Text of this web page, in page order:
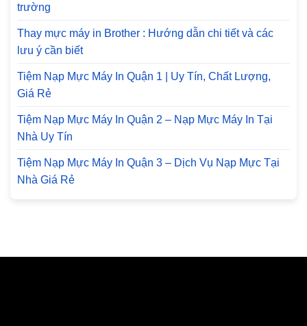
trường
Thay mực máy in Brother : Hướng dẫn chi tiết và các
lưu ý cần biết
Tiệm Nạp Mực Máy In Quận 1 | Uy Tín, Chất Lượng,
Giá Rẻ
Tiệm Nạp Mực Máy In Quận 2 – Nạp Mực Máy In Tại
Nhà Uy Tín
Tiệm Nạp Mực Máy In Quận 3 – Dịch Vụ Nạp Mực Tại
Nhà Giá Rẻ